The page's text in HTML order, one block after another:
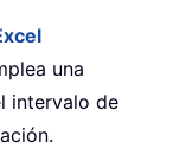
una
intervalo de